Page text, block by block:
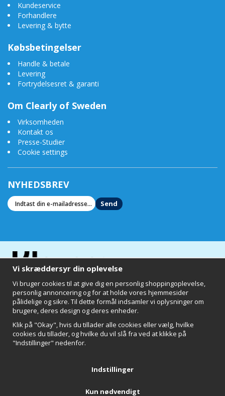
Kundeservice
Forhandlere
Levering & bytte
Købsbetingelser
Handle & betale
Levering
Fortrydelsesret & garanti
Om Clearly of Sweden
Virksomheden
Kontakt os
Presse-Studier
Cookie settings
NYHEDSBREV
Send
Chalmers Teknikpark
412 58 Göteborg
Vi skræddersyr din oplevelse
Vi bruger cookies til at give dig en personlig shoppingoplevelse,
personlig annoncering og for at holde vores hjemmesider
pålidelige og sikre. Til dette formål indsamler vi oplysninger om
brugere, deres design og deres enheder.
Klik på "Okay", hvis du tillader alle cookies eller vælg, hvilke
cookies du tillader, og hvilke du vil slå fra ved at klikke på
"Indstillinger" nedenfor.
Indstillinger
Kun nødvendigt